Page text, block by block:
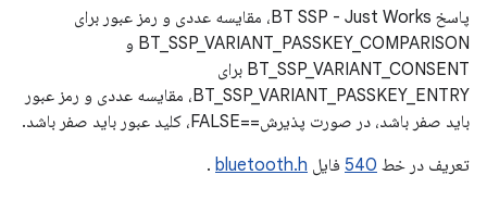
پاسخ BT SSP - Just Works، مقایسه عددی و رمز عبور برای
BT_SSP_VARIANT_PASSKEY_COMPARISON و
BT_SSP_VARIANT_CONSENT برای
BT_SSP_VARIANT_PASSKEY_ENTRY، مقایسه عددی و رمز عبور
باید صفر باشد، در صورت پذیرش==FALSE، کلید عبور باید صفر باشد.
تعریف در خط 540 فایل bluetooth.h
.